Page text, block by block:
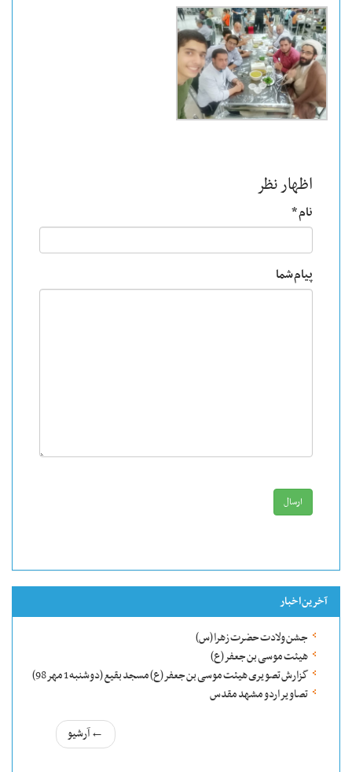
اظهار نظر
نام *
پیام شما
ارسال
آخرین اخبار
جشن ولادت حضرت زهرا (س)
هیئت موسی بن جعفر(ع)
گزارش تصویری هیئت موسی بن جعفر(ع) مسجد بقیع (دوشنبه 1 مهر 98)
تصاویر اردو مشهد مقدس
←آرشیو